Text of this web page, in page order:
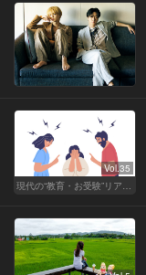
Vol.35
現代の“教育・お受験”リアルドキュメント